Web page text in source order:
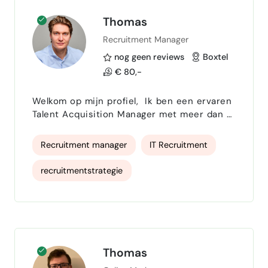
werving en selectie
Recruitment marketing
Thomas
Recruitment Manager
nog geen reviews
Boxtel
€ 80,-
Welkom op mijn profiel, Ik ben een ervaren
Talent Acquisition Manager met meer dan 8
omgevingen. Mijn kracht ligt in het bouwen
en leiden van recruitmentteams, het
managen van complexe wervingsprocessen
en het ontwikkelen van slimme sourcing- en
internationale organisaties zoals Fluke
Recruitment manager IT Recruitment
recruitmentstrategie
Thomas